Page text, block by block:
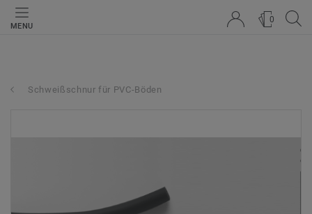
MENU
0
Schweißschnur für PVC-Böden